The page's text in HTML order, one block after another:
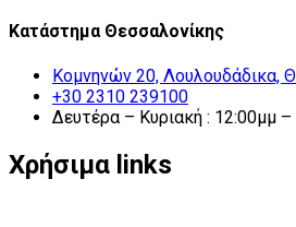
Κατάστημα Θεσσαλονίκης
Κομνηνών 20, Λουλουδάδικα,
+30 2310 239100
Δευτέρα – Κυριακή : 12:00μμ
Χρήσιμα links